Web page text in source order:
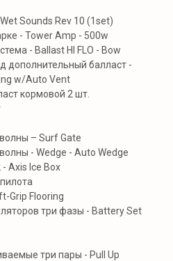
Sounds Rev 10 (1set)
- Tower Amp - 500w
- Ballast HI FLO - Bow
дополнительный балласт -
w/Auto Vent
кормовой 2 шт.
– Surf Gate
- Wedge - Auto Wedge
Axis Ice Box
Grip Flooring
три фазы - Battery Set
три пары - Pull Up
данных